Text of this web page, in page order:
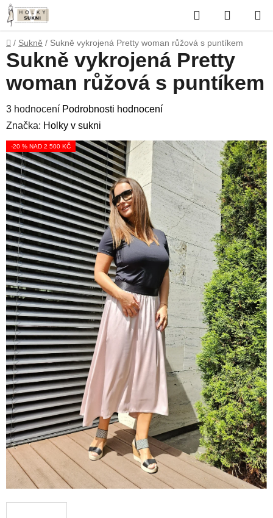
Přejít
na
obsah
Hledat
KOŠÍK
Domů
/ Sukně / Sukně vykrojená Pretty woman růžová s puntíkem
Sukně vykrojená Pretty
woman růžová s puntíkem
Průměrné
hodnocení
produktu
je
5,0
z
5
hvězdiček.
3 hodnocení Podrobnosti hodnocení
Značka: Holky v sukni
-20 % NAD 2 500 KČ